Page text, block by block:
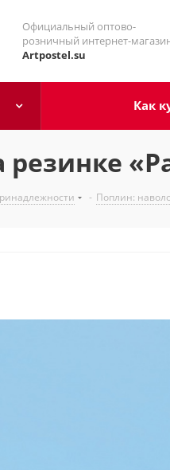
Официальный оптово-
розничный интернет-
Artpostel.su
Как
- Поплин: